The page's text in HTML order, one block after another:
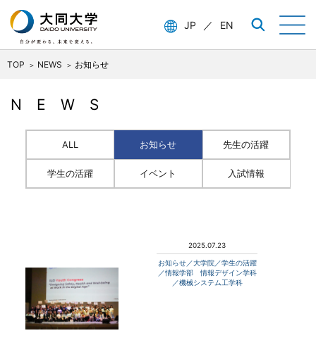
JP ／ EN
TOP NEWS お知らせ
NEWS
ALL お知らせ 先生の活躍
学生の活躍 イベント 入試情報
2025.07.23
お知らせ／大学院／学生の活躍
／情報学部 情報デザイン学科
／機械システム工学科